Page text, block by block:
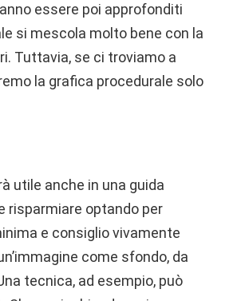
essere poi approfonditi
si mescola molto bene con la
Tuttavia, se ci troviamo a
la grafica procedurale solo
utile anche in una guida
risparmiare optando per
e consiglio vivamente
come sfondo, da
tecnica, ad esempio, può